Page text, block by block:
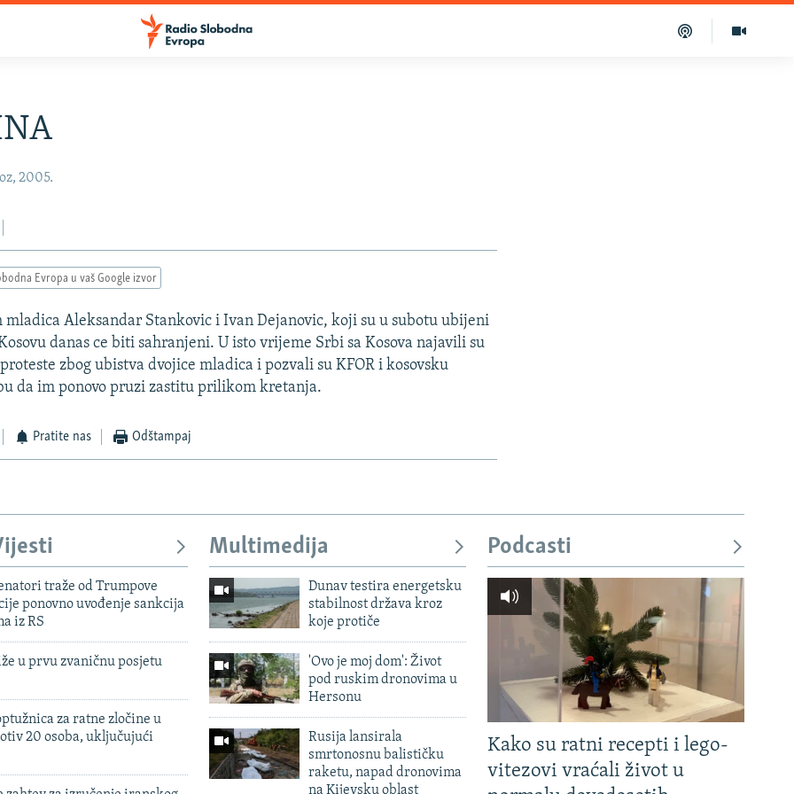
2005.
Evropa u vaš Google izvor
mladica Aleksandar Stankovic i Ivan Dejanovic, koji su u subotu ubijeni
danas ce biti sahranjeni. U isto vrijeme Srbi sa Kosova najavili su
zbog ubistva dvojice mladica i pozvali su KFOR i kosovsku
da im ponovo pruzi zastitu prilikom kretanja.
Pratite nas Odštampaj
traže od Trumpove
ponovno uvođenje sankcija
iz RS
u prvu zvaničnu posjetu
za ratne zločine u
20 osoba, uključujući
Multimedija
Dunav testira energetsku
stabilnost država kroz
koje protiče
'Ovo je moj dom': Život
pod ruskim dronovima u
Hersonu
Rusija lansirala
smrtonosnu balističku
raketu, napad dronovima
na Kijevsku oblast
Podcasti
Kako su ratni recepti i lego-
vitezovi vraćali život u